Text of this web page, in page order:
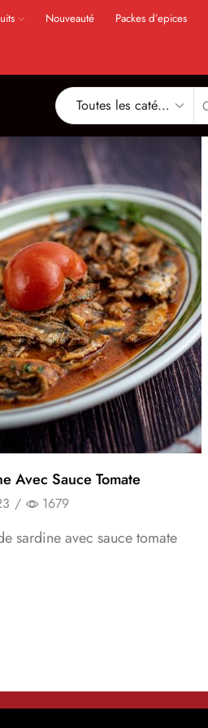
Nouveauté Packes d’epices
Avec Sauce Tomate
/ 1679
sardine avec sauce tomate